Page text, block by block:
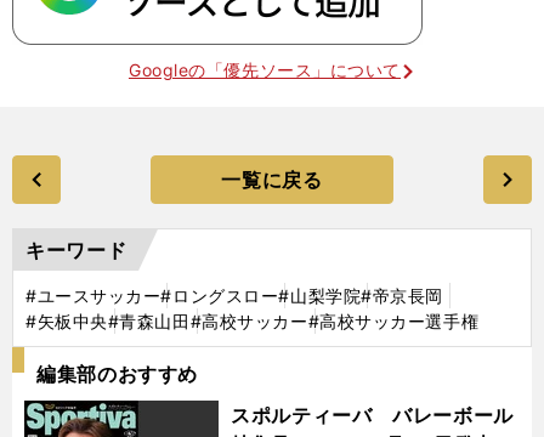
Googleの「優先ソース」について
一覧に戻る
キーワード
#ユースサッカー#ロングスロー#山梨学院#帝京長岡
#矢板中央#青森山田#高校サッカー#高校サッカー選手権
編集部のおすすめ
スポルティーバ バレーボール